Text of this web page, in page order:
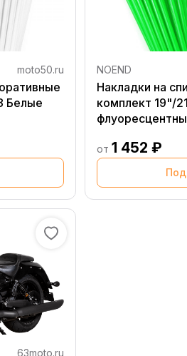
moto50.ru
Белые
NOEND
Накладки на
комплект 19"/
от 1 452 ₽
63moto.ru